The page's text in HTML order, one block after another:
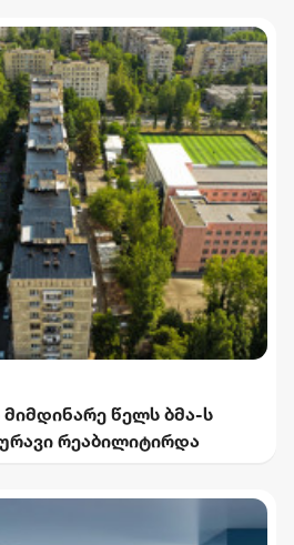
წელს ბმა-ს
რეაბილიტირდა